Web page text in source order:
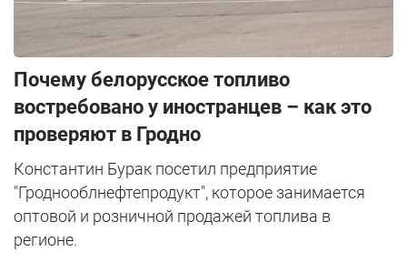
Почему белорусское топливо
востребовано у иностранцев – как это
проверяют в Гродно
Константин Бурак посетил предприятие
"Гроднооблнефтепродукт", которое занимается
оптовой и розничной продажей топлива в
регионе.